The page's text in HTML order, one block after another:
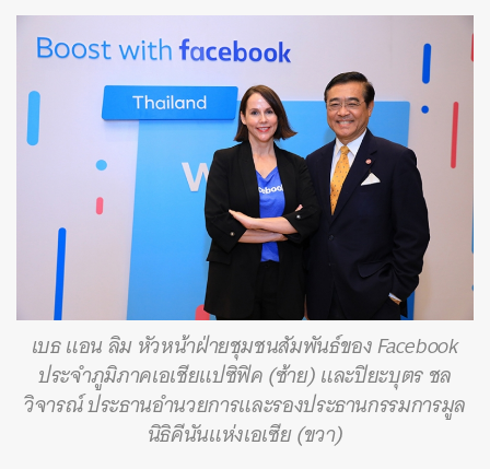
เบธ แอน ลิม หัวหน้าฝ่ายชุมชนสัมพันธ์ของ Facebook
ประจำภูมิภาคเอเชียแปซิฟิค (ซ้าย) และปิยะบุตร ชล
วิจารณ์ ประธานอำนวยการและรองประธานกรรมการมูล
นิธิคีนันแห่งเอเซีย (ขวา)